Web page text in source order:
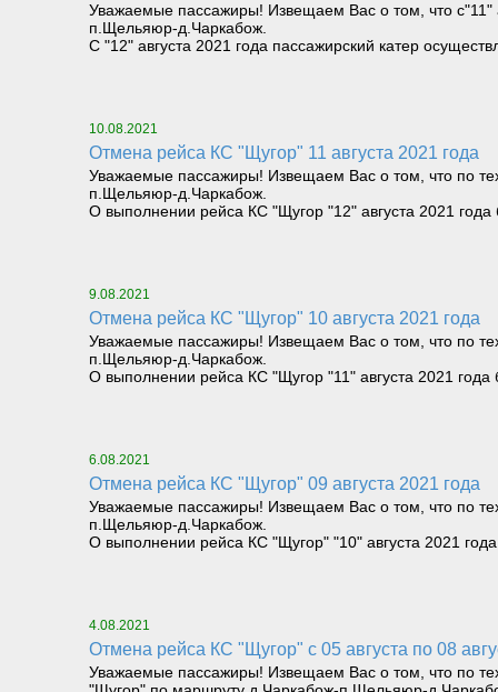
Уважаемые пассажиры! Извещаем Вас о том, что с"11"
п.Щельяюр-д.Чаркабож.
С "12" августа 2021 года пассажирский катер
10.08.2021
Отмена рейса КС "Щугор" 11 августа 2021 года
Уважаемые пассажиры! Извещаем Вас о том, что по
п.Щельяюр-д.Чаркабож.
О выполнении рейса КС "Щугор "12" августа 2021
9.08.2021
Отмена рейса КС "Щугор" 10 августа 2021 года
Уважаемые пассажиры! Извещаем Вас о том, что по
п.Щельяюр-д.Чаркабож.
О выполнении рейса КС "Щугор "11" августа 2021
6.08.2021
Отмена рейса КС "Щугор" 09 августа 2021 года
Уважаемые пассажиры! Извещаем Вас о том, что по
п.Щельяюр-д.Чаркабож.
О выполнении рейса КС "Щугор" "10" августа 2021
4.08.2021
Отмена рейса КС "Щугор" с 05 августа по 08
Уважаемые пассажиры! Извещаем Вас о том, что по